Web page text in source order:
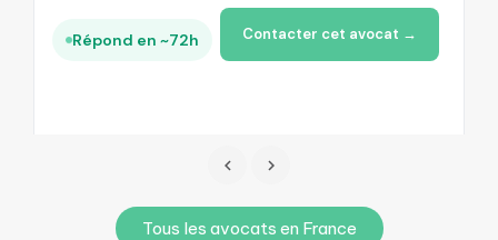
Répond en ~72h Contacter cet avocat →
Tous les avocats en France